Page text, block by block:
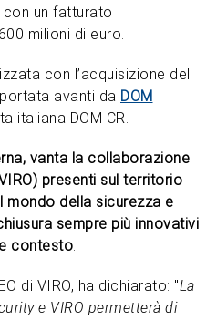
un fatturato
milioni di euro.
con l’acquisizione del
avanti da DOM
italiana DOM CR.
vanta la collaborazione
presenti sul territorio
mondo della sicurezza e
sempre più innovativi
contesto.
di VIRO, ha dichiarato: "La
e VIRO permetterà di